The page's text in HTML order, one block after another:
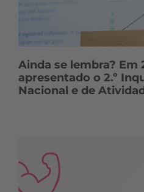
Ainda se lembra? Em
apresentado o 2.º
Nacional e de